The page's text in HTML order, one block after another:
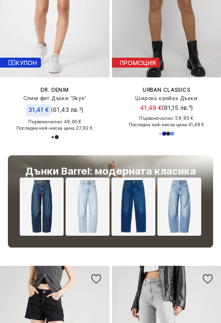
КУПОН
DR. DENIM
Слим фит Дънки 'Skye'
31,41 € (61,43 лв.³)
Първоначално: 49,90 €
Последна най-ниска цена:27,92 €
ПРОМОЦИЯ
URBAN CLASSICS
Широка кройка Дънки
41,49 €(81,15 лв.³)
Първоначално: 59,95 €
Последна най-ниска цена:41,49 €
Дънки Barrel: модерната класика